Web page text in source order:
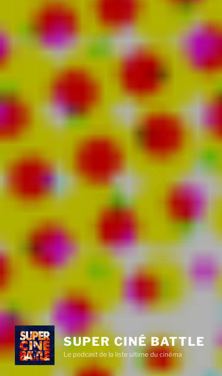
SUPER CINÉ BATTLE
Le podcast de la liste ultime du cinéma